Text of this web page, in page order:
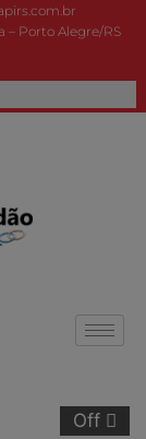
– Porto Alegre/RS
Off